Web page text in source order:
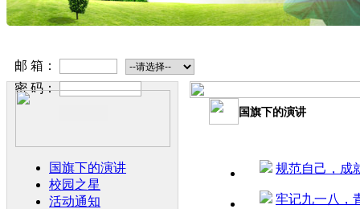
邮 箱：
密 码：
国旗下的演讲
校园之星
活动通知
国旗下的演讲
规范自己，成
牢记九一八，